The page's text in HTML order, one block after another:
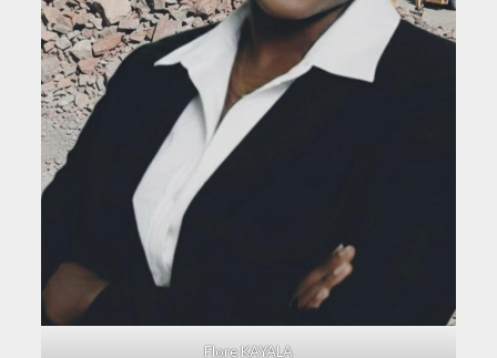
Flore KAYALA